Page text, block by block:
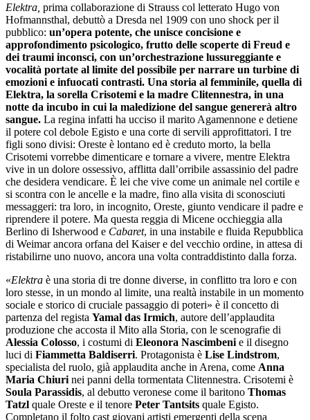
Elektra, prima collaborazione di Strauss col letterato Hugo von
Hofmannsthal, debuttò a Dresda nel 1909 con uno shock per il
pubblico: un’opera potente, che unisce concisione e
approfondimento psicologico, frutto delle scoperte di Freud e
dei traumi inconsci, con un’orchestrazione lussureggiante e
vocalità portate al limite del possibile per narrare un turbine di
emozioni e infuocati contrasti. Una storia al femminile, quella di
Elektra, la sorella Crisotemi e la madre Clitennestra, in una
notte da incubo in cui la maledizione del sangue genererà altro
sangue. La regina infatti ha ucciso il marito Agamennone e detiene
il potere col debole Egisto e una corte di servili approfittatori. I tre
figli sono divisi: Oreste è lontano ed è creduto morto, la bella
Crisotemi vorrebbe dimenticare e tornare a vivere, mentre Elektra
vive in un dolore ossessivo, afflitta dall’orribile assassinio del padre
che desidera vendicare. È lei che vive come un animale nel cortile e
si scontra con le ancelle e la madre, fino alla visita di sconosciuti
messaggeri: tra loro, in incognito, Oreste, giunto vendicare il padre e
riprendere il potere. Ma questa reggia di Micene occhieggia alla
Berlino di Isherwood e Cabaret, in una instabile e fluida Repubblica
di Weimar ancora orfana del Kaiser e del vecchio ordine, in attesa di
ristabilirne uno nuovo, ancora una volta contraddistinto dalla forza.
«Elektra è una storia di tre donne diverse, in conflitto tra loro e con
loro stesse, in un mondo al limite, una realtà instabile in un momento
sociale e storico di cruciale passaggio di poteri» è il concetto di
partenza del regista Yamal das Irmich, autore dell’applaudita
produzione che accosta il Mito alla Storia, con le scenografie di
Alessia Colosso, i costumi di Eleonora Nascimbeni e il disegno
luci di Fiammetta Baldiserri. Protagonista è Lise Lindstrom,
specialista del ruolo, già applaudita anche in Arena, come Anna
Maria Chiuri nei panni della tormentata Clitennestra. Crisotemi è
Soula Parassidis, al debutto veronese come il baritono Thomas
Tatzl quale Oreste e il tenore Peter Tantsits quale Egisto.
Completano il folto cast giovani artisti emergenti della scena